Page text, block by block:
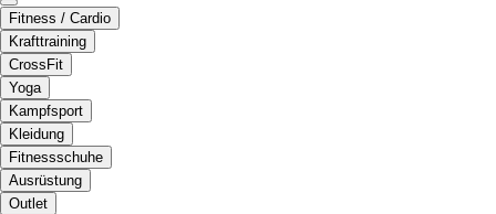
Fitness / Cardio
Krafttraining
CrossFit
Yoga
Kampfsport
Kleidung
Fitnessschuhe
Ausrüstung
Outlet